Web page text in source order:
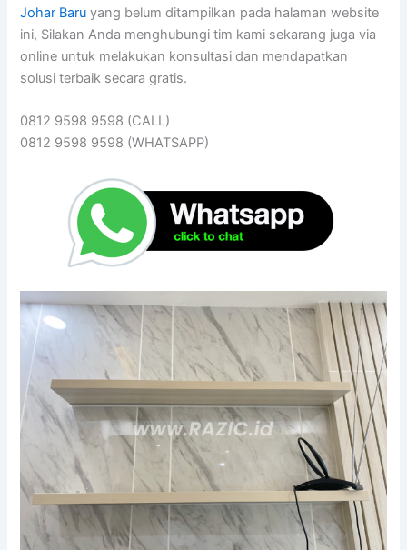
Johar Baru yang belum ditampilkan pada halaman website
ini, Silakan Anda menghubungi tim kami sekarang juga via
online untuk melakukan konsultasi dan mendapatkan
solusi terbaik secara gratis.
0812 9598 9598 (CALL)
0812 9598 9598 (WHATSAPP)